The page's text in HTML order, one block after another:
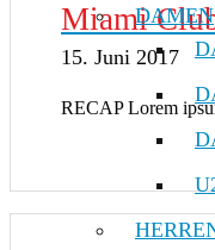
DAMEN
Miami
15. Juni 2017
RECAP Lorem